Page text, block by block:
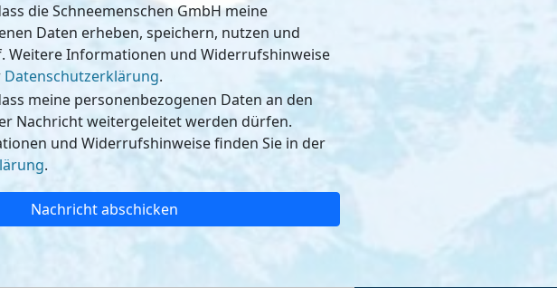
die Schneemenschen GmbH meine
Daten erheben, speichern, nutzen und
Weitere Informationen und Widerrufshinweise
Datenschutzerklärung.
meine personenbezogenen Daten an den
weitergeleitet werden dürfen.
und Widerrufshinweise finden Sie in der
.
Nachricht abschicken